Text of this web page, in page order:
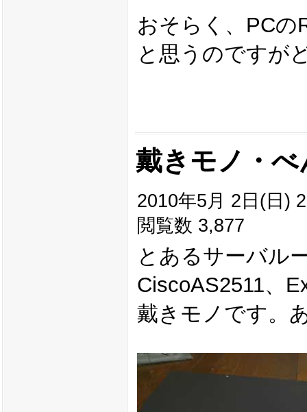
おそらく、PCの
と思うのですが
戴きモノ・べ
2010年5月 2日(日)
閲覧数 3,877
とあるサーバル
CiscoAS2511、
戴きモノです。